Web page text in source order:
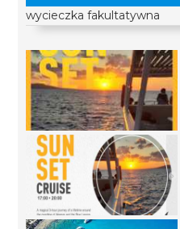
wycieczka fakultatywna